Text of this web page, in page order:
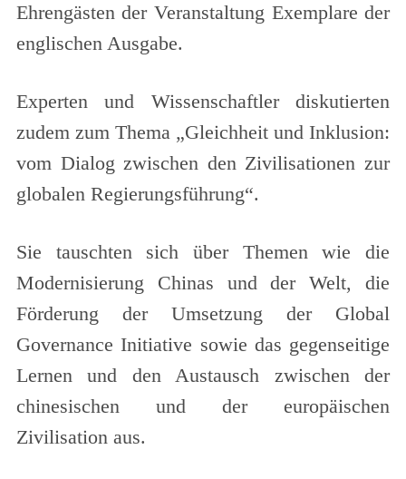
Ehrengästen der Veranstaltung Exemplare der
englischen Ausgabe.
Experten und Wissenschaftler diskutierten
zudem zum Thema „Gleichheit und Inklusion:
vom Dialog zwischen den Zivilisationen zur
globalen Regierungsführung“.
Sie tauschten sich über Themen wie die
Modernisierung Chinas und der Welt, die
Förderung der Umsetzung der Global
Governance Initiative sowie das gegenseitige
Lernen und den Austausch zwischen der
chinesischen und der europäischen
Zivilisation aus.